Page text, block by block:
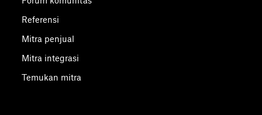
Referensi
Mitra penjual
Mitra integrasi
Temukan mitra